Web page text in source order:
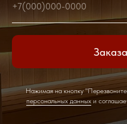
+7(000)000-0000
Нажимая на кнопку
персональных данныхи